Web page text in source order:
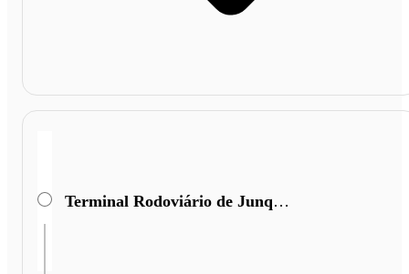
Terminal Rodoviário de Junqueirópolis